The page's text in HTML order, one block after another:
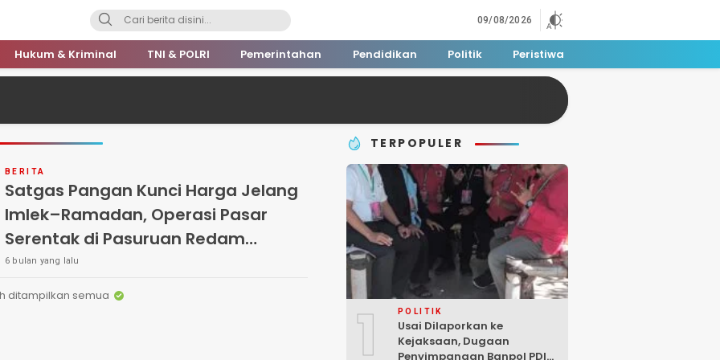
09/08/2026
Hukum & Kriminal TNI & POLRI Pemerintahan Pendidikan Politik Peristiwa
BERITA
Satgas Pangan Kunci Harga Jelang
Imlek–Ramadan, Operasi Pasar
Serentak di Pasuruan Redam
Ancaman Inflasi
6 bulan yang lalu
ditampilkan semua
TERPOPULER
1 POLITIK
Usai Dilaporkan ke
Kejaksaan, Dugaan
Penyimpangan Banpol PDIP